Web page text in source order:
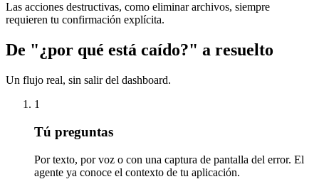
Las acciones destructivas, como eliminar archivos, siempre
requieren tu confirmación explícita.
De "¿por qué está caído?" a resuelto
Un flujo real, sin salir del dashboard.
1
Tú preguntas
Por texto, por voz o con una captura de pantalla del error. El
agente ya conoce el contexto de tu aplicación.